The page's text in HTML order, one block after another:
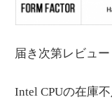
届き次第レビュー
Intel CPUの在庫